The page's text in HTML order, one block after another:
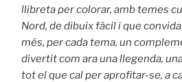
llibreta per colorar, amb temes
Nord, de dibuix fàcil i que
més, per cada tema, un
divertit com ara una llegenda,
tot el que cal per aprofitar-se, a